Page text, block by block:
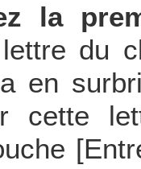
la
du
en
cette